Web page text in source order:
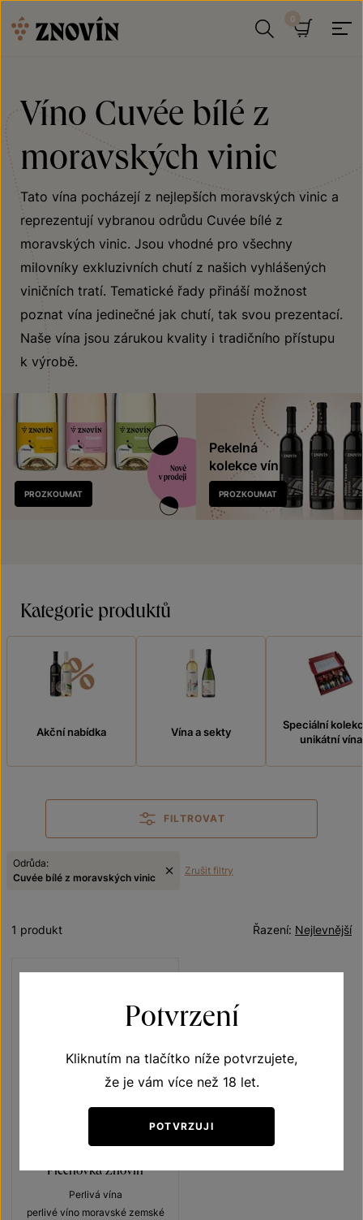
Víno Cuvée bílé z
moravských vinic
Tato vína pocházejí z nejlepších moravských vinic a
reprezentují vybranou odrůdu Cuvée bílé z
moravských vinic. Jsou vhodné pro všechny
milovníky exkluzivních chutí z našich vyhlášených
viničních tratí. Tematické řady přináší možnost
poznat vína jedinečné jak chutí, tak svou prezentací.
Naše vína jsou zárukou kvality i tradičního přístupu
k výrobě.
Nově
v prodeji
PROZKOUMAT
Pekelná
kolekce vín
PROZKOUMAT
Kategorie produktů
Akční nabídka Vína a sekty
Speciální
unikátní vína
FILTROVAT
Odrůda:
Cuvée bílé z moravských vinic
Zrušit filtry
Nejlevnější
Řazení:
1 produkt
Plechovka Znovín
Perlivá vína
perlivé víno moravské zemské
Potvrzení
Kliknutím na tlačítko níže potvrzujete,
že je vám více než 18 let.
POTVRZUJI